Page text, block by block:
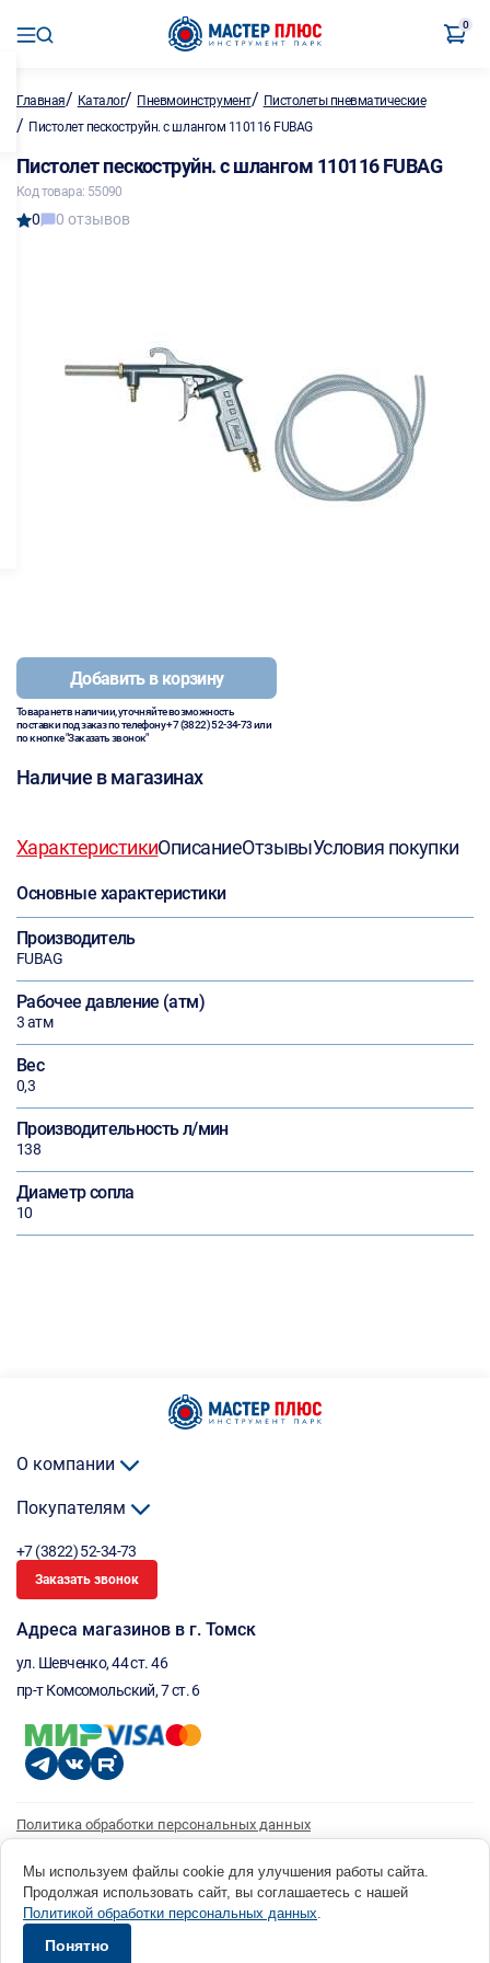
0
Главная/ Каталог/ Пневмоинструмент/ Пистолеты пневматические
/ Пистолет пескоструйн. с шлангом 110116 FUBAG
Пистолет пескоструйн. с шлангом 110116 FUBAG
Код товара: 55090
0 0 отзывов
Добавить в корзину
Товара нет в наличии, уточняйте возможность
поставки под заказ по телефону+7 (3822) 52-34-73или
по кнопке "Заказать звонок"
Наличие в магазинах
ХарактеристикиОписаниеОтзывыУсловия покупки
Основные характеристики
Производитель
FUBAG
Рабочее давление (атм)
3 атм
Вес
0,3
Производительность л/мин
138
Диаметр сопла
10
О компании
Покупателям
+7 (3822) 52-34-73
Заказать звонок
Адреса магазинов в г. Томск
ул. Шевченко, 44 ст. 46
пр-т Комсомольский, 7 ст. 6
Политика обработки персональных данных
Согласие на получение рассылки
© 1996 - 2026 инструмент парк «Мастер Плюс» Россия, г. Томск, ул. Шевченко, 44 ст. 46, (3822) 52-34-
73 okp@masterplus.tomsk.ru ИП Брусницын Д.Н. ИНН 701700002741
Мы используем файлы cookie для улучшения работы сайта.
Продолжая использовать сайт, вы соглашаетесь с нашей
Политикой обработки персональных данных.
Понятно